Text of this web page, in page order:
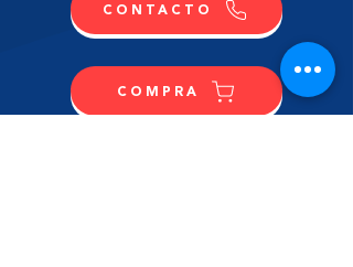
CONTACTO
COMPRA